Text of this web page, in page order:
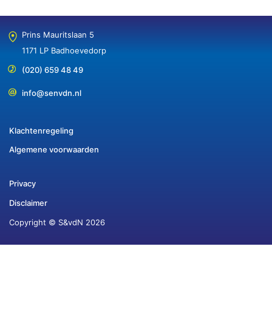
Prins Mauritslaan 5
1171 LP Badhoevedorp
(020) 659 48 49
info@senvdn.nl
Klachtenregeling
Algemene voorwaarden
Privacy
Disclaimer
Copyright © S&vdN 2026